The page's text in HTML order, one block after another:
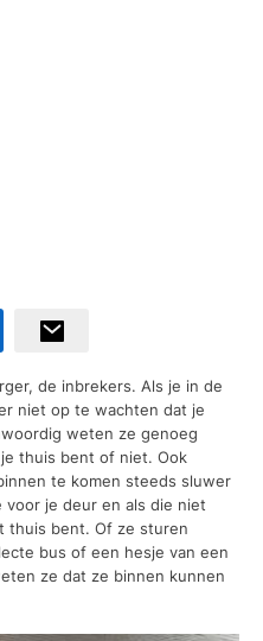
de inbrekers. Als je in de
niet op te wachten dat je
weten ze genoeg
thuis bent of niet. Ook
te komen steeds sluwer
voor je deur en als die niet
thuis bent. Of ze sturen
bus of een hesje van een
ze dat ze binnen kunnen